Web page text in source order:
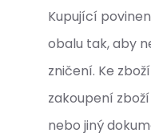
Kupující
obalu tak, aby
zničení. Ke
zakoupení
nebo jiný